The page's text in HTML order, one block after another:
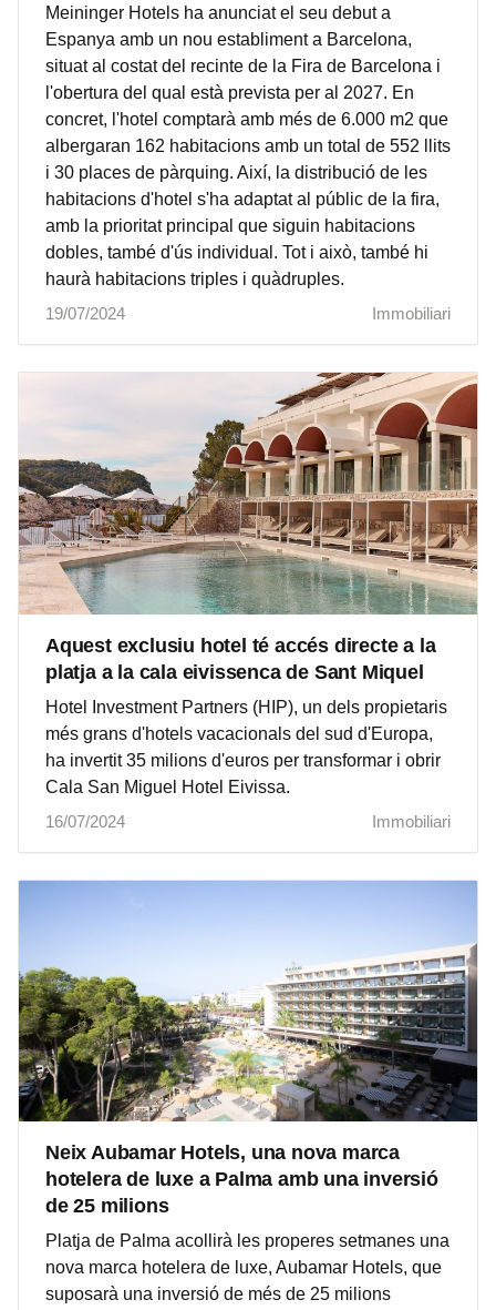
Meininger Hotels ha anunciat el seu debut a
Espanya amb un nou establiment a Barcelona,
situat al costat del recinte de la Fira de Barcelona i
l'obertura del qual està prevista per al 2027. En
concret, l'hotel comptarà amb més de 6.000 m2 que
albergaran 162 habitacions amb un total de 552 llits
i 30 places de pàrquing. Així, la distribució de les
habitacions d'hotel s'ha adaptat al públic de la fira,
amb la prioritat principal que siguin habitacions
dobles, també d'ús individual. Tot i això, també hi
haurà habitacions triples i quàdruples.
19/07/2024
Immobiliari
Aquest exclusiu hotel té accés directe a la
platja a la cala eivissenca de Sant Miquel
Hotel Investment Partners (HIP), un dels propietaris
més grans d'hotels vacacionals del sud d'Europa,
ha invertit 35 milions d'euros per transformar i obrir
Cala San Miguel Hotel Eivissa.
16/07/2024
Immobiliari
Neix Aubamar Hotels, una nova marca
hotelera de luxe a Palma amb una inversió
de 25 milions
Platja de Palma acollirà les properes setmanes una
nova marca hotelera de luxe, Aubamar Hotels, que
suposarà una inversió de més de 25 milions